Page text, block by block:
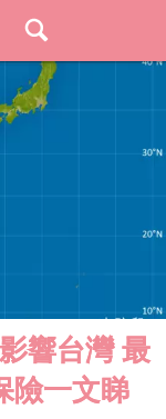
響台灣 最
險一文睇